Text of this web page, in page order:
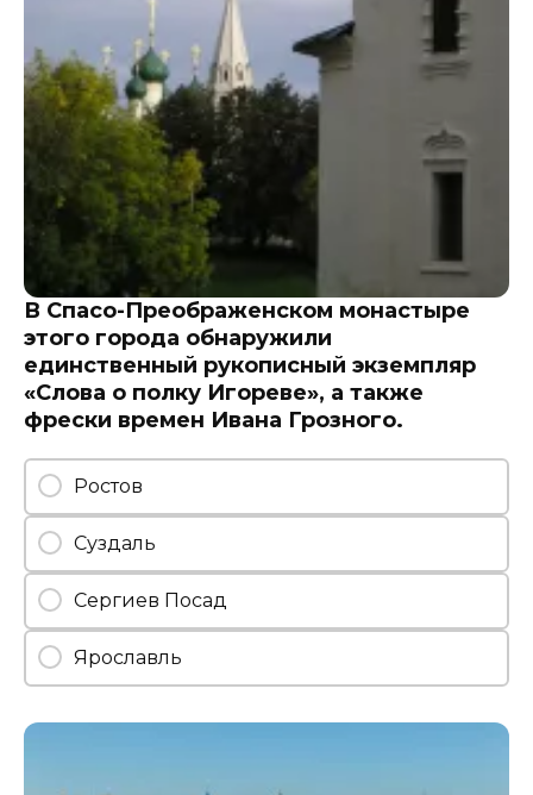
В Спасо-Преображенском монастыре
этого города обнаружили
единственный рукописный экземпляр
«Слова о полку Игореве», а также
фрески времен Ивана Грозного.
Ростов
Суздаль
Сергиев Посад
Ярославль